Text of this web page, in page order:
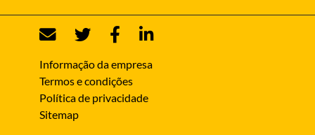
Informação da empresa
Termos e condições
Política de privacidade
Sitemap